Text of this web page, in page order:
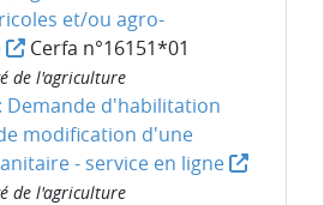
et/ou agro-
Cerfa n°16151*01
de l'agriculture
Demande d'habilitation
modification d'une
- service en ligne
de l'agriculture